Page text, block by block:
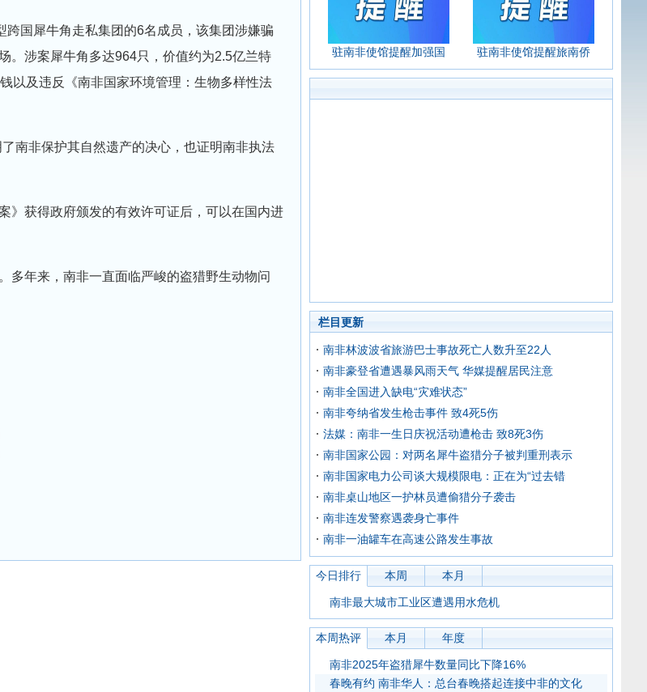
国犀牛角走私集团的6名成员，该集团涉嫌骗
。涉案犀牛角多达964只，价值约为2.5亿兰特
以及违反《南非国家环境管理：生物多样性法
南非保护其自然遗产的决心，也证明南非执法
》获得政府颁发的有效许可证后，可以在国内进
多年来，南非一直面临严峻的盗猎野生动物问
驻南非使馆提醒加强国 驻南非使馆提醒旅南侨
栏目更新
南非林波波省旅游巴士事故死亡人数升至22人
南非豪登省遭遇暴风雨天气 华媒提醒居民注意
南非全国进入缺电“灾难状态”
南非夸纳省发生枪击事件 致4死5伤
法媒：南非一生日庆祝活动遭枪击 致8死3伤
南非国家公园：对两名犀牛盗猎分子被判重刑表示
南非国家电力公司谈大规模限电：正在为“过去错
南非桌山地区一护林员遭偷猎分子袭击
南非连发警察遇袭身亡事件
南非一油罐车在高速公路发生事故
今日排行 本周 本月
南非最大城市工业区遭遇用水危机
本周热评 本月 年度
南非2025年盗猎犀牛数量同比下降16%
春晚有约 南非华人：总台春晚搭起连接中非的文化